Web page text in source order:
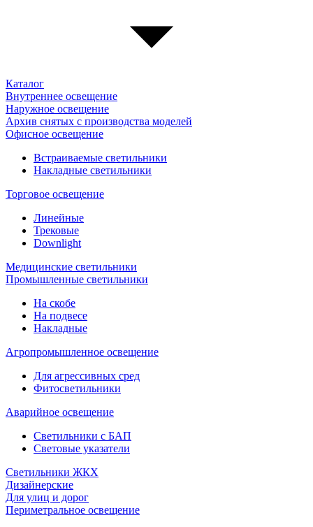
Каталог
Внутреннее освещение
Наружное освещение
Архив снятых с производства моделей
Офисное освещение
Встраиваемые светильники
Накладные светильники
Торговое освещение
Линейные
Трековые
Downlight
Медицинские светильники
Промышленные светильники
На скобе
На подвесе
Накладные
Агропромышленное освещение
Для агрессивных сред
Фитосветильники
Аварийное освещение
Светильники с БАП
Световые указатели
Светильники ЖКХ
Дизайнерские
Для улиц и дорог
Периметральное освещение